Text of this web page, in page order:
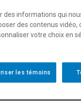
des informations qui
des contenus vidéo,
votre choix en
les témoins